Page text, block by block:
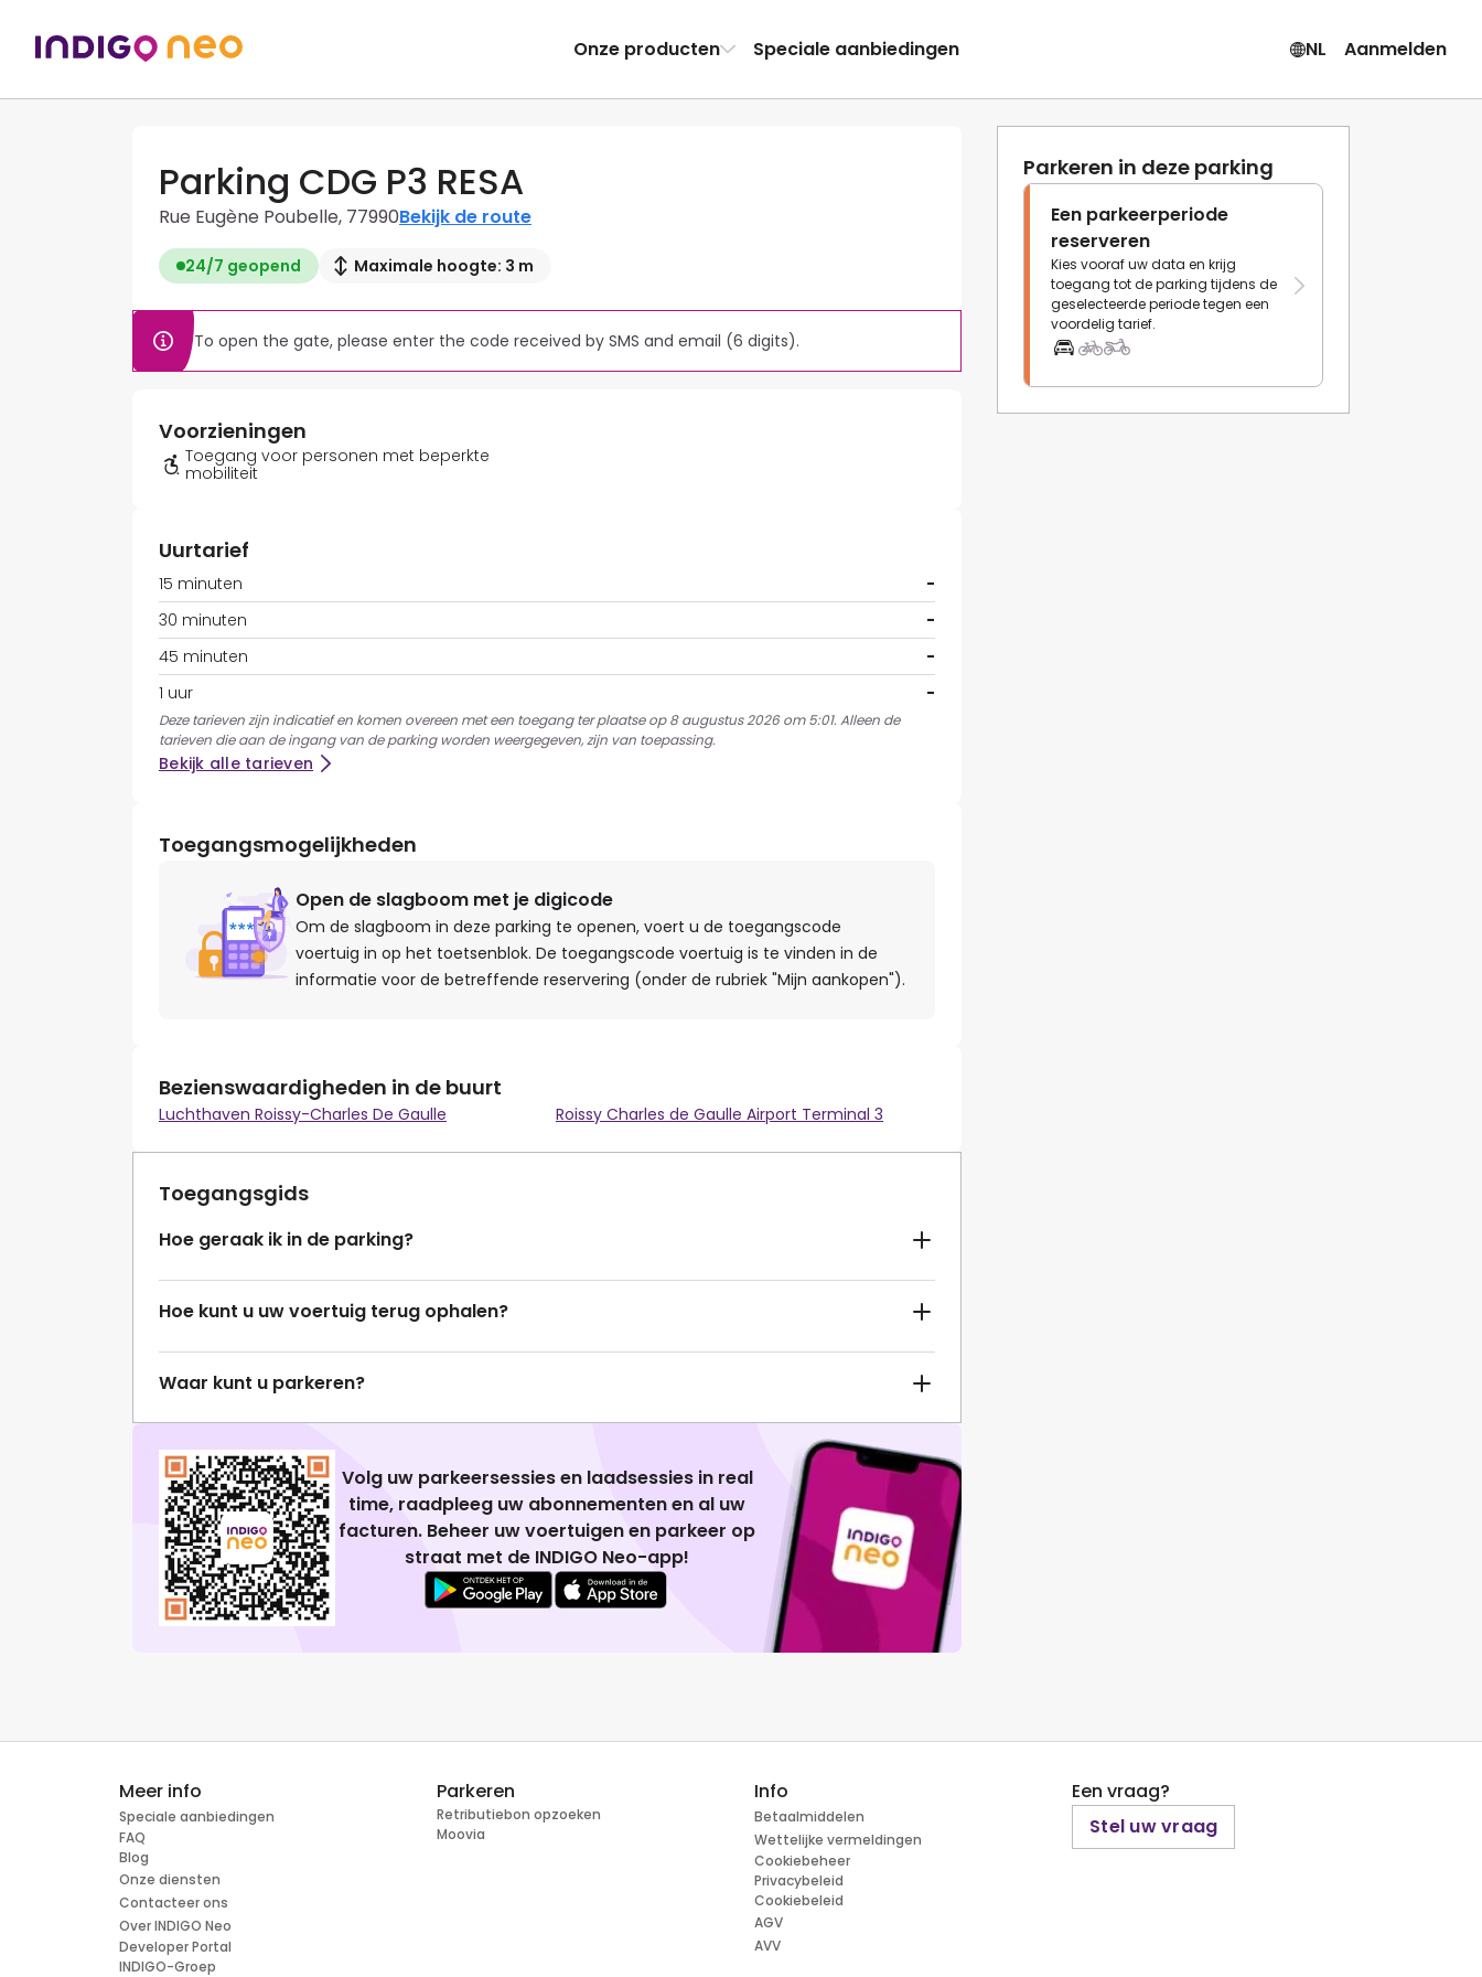
Onze producten Speciale aanbiedingen NL Aanmelden
Parking CDG P3 RESA
Rue Eugène Poubelle, 77990Bekijk de route
24/7 geopend Maximale hoogte: 3 m
To open the gate, please enter the code received by SMS and email (6 digits).
Parkeren in deze parking
Een parkeerperiode
reserveren
Kies vooraf uw data en krijg
toegang tot de parking tijdens de
geselecteerde periode tegen een
voordelig tarief.
Voorzieningen
Toegang voor personen met beperkte
mobiliteit
Uurtarief
15 minuten
-
30 minuten
-
45 minuten
-
1 uur
-
Deze tarieven zijn indicatief en komen overeen met een toegang ter plaatse op 8 augustus 2026 om 5:01. Alleen de
tarieven die aan de ingang van de parking worden weergegeven, zijn van toepassing.
Bekijk alle tarieven
Toegangsmogelijkheden
Open de slagboom met je digicode
Om de slagboom in deze parking te openen, voert u de toegangscode
voertuig in op het toetsenblok. De toegangscode voertuig is te vinden in de
informatie voor de betreffende reservering (onder de rubriek "Mijn aankopen").
Bezienswaardigheden in de buurt
Luchthaven Roissy-Charles De Gaulle Roissy Charles de Gaulle Airport Terminal 3
Toegangsgids
Hoe geraak ik in de parking?
Hoe kunt u uw voertuig terug ophalen?
Waar kunt u parkeren?
Volg uw parkeersessies en laadsessies in real
time, raadpleeg uw abonnementen en al uw
facturen. Beheer uw voertuigen en parkeer op
straat met de INDIGO Neo-app!
Meer info
Speciale aanbiedingen
FAQ
Blog
Onze diensten
Contacteer ons
Over INDIGO Neo
Developer Portal
INDIGO-Groep
Parkeren
Retributiebon opzoeken
Moovia
Info
Betaalmiddelen
Wettelijke vermeldingen
Cookiebeheer
Privacybeleid
Cookiebeleid
AGV
AVV
Een vraag?
Stel uw vraag